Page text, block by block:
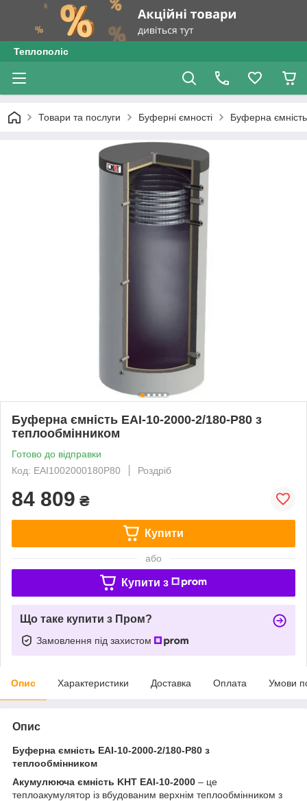
Теплополіс
Товари та послуги Буферні ємності Буферна
Буферна ємність ЕАІ-10-2000-2/180-P80 з
теплообмінником
Готово до відправки
Код: ЕАІ1002000180P80
Роздріб
84 809 ₴
Купити
або
Купити з
Що таке купити з Пром?
Замовлення під захистом
Опис Характеристики Доставка Оплата Умови
Опис
Буферна ємність ЕАІ-10-2000-2/180-P80 з
теплообмінником
Акумулююча ємність KHT EAI-10-2000 – це
теплоакумулятор із вбудованим верхнім теплообмінником з